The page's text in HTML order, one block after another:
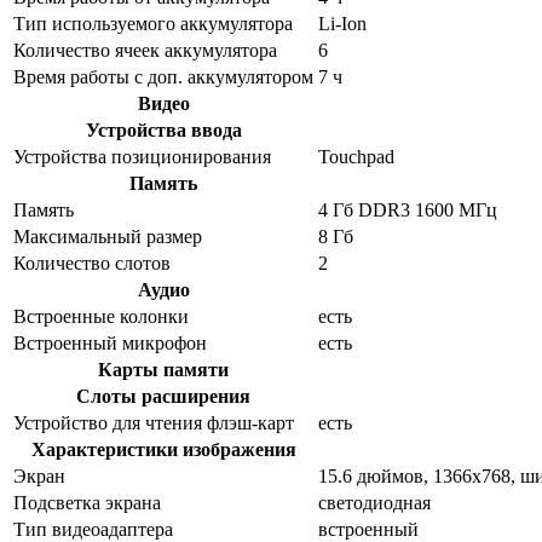
Тип используемого аккумулятора
Li-Ion
Количество ячеек аккумулятора
6
Время работы с доп. аккумулятором 7 ч
Видео
Устройства ввода
Устройства позиционирования
Touchpad
Память
Память
4 Гб DDR3 1600 МГц
Максимальный размер
8 Гб
Количество слотов
2
Аудио
Встроенные колонки
есть
Встроенный микрофон
есть
Карты памяти
Слоты расширения
Устройство для чтения флэш-карт
есть
Характеристики изображения
Экран
15.6 дюймов, 1366x768,
Подсветка экрана
светодиодная
Тип видеоадаптера
встроенный